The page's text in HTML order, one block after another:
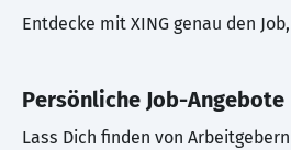
Entdecke mit XING genau den
Persönliche Job-Angebote
Lass Dich finden von